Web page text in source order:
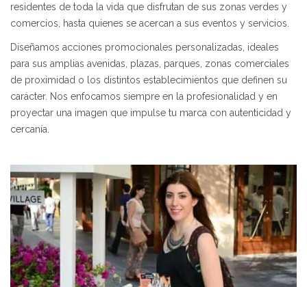
residentes de toda la vida que disfrutan de sus zonas verdes y
comercios, hasta quienes se acercan a sus eventos y servicios.
Diseñamos acciones promocionales personalizadas, ideales
para sus amplias avenidas, plazas, parques, zonas comerciales
de proximidad o los distintos establecimientos que definen su
carácter. Nos enfocamos siempre en la profesionalidad y en
proyectar una imagen que impulse tu marca con autenticidad y
cercanía.